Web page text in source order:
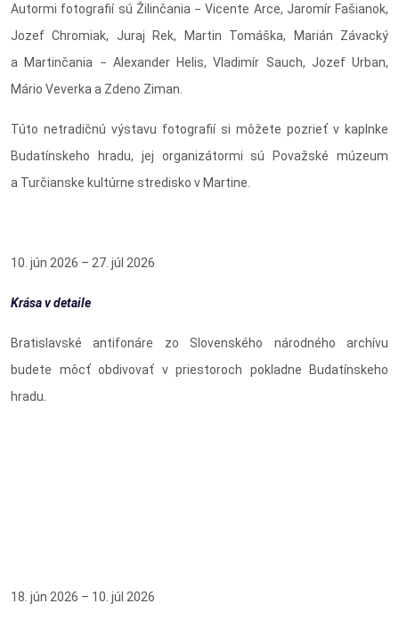
Autormi fotografií sú Žilinčania − Vicente Arce, Jaromír Fašianok,
Jozef Chromiak, Juraj Rek, Martin Tomáška, Marián Závacký
a Martinčania − Alexander Helis, Vladimír Sauch, Jozef Urban,
Mário Veverka a Zdeno Ziman.
Túto netradičnú výstavu fotografií si môžete pozrieť v kaplnke
Budatínskeho hradu, jej organizátormi sú Považské múzeum
a Turčianske kultúrne stredisko v Martine.
10. jún 2026 – 27. júl 2026
Krása v detaile
Bratislavské antifonáre zo Slovenského národného archívu
budete môcť obdivovať v priestoroch pokladne Budatínskeho
hradu.
18. jún 2026 – 10. júl 2026